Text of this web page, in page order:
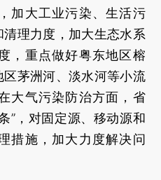
加大工业污染、生活污
理力度，加大生态水系
，重点做好粤东地区榕
茅洲河、淡水河等小流
大气污染防治方面，省
”，对固定源、移动源和
措施，加大力度解决问